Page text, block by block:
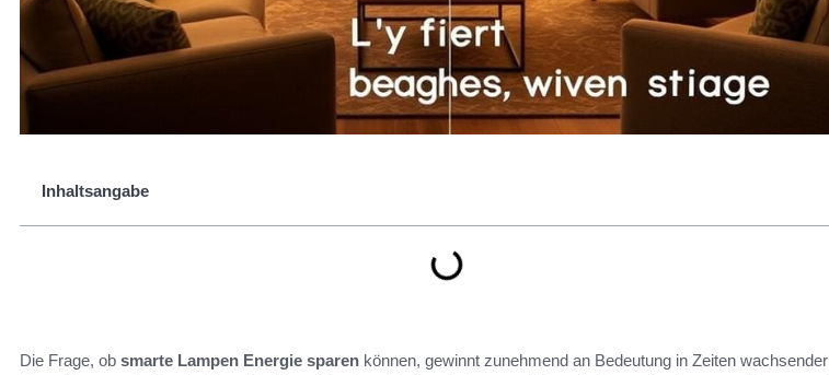
Inhaltsangabe
Die Frage, ob smarte Lampen Energie sparen können, gewinnt zunehmend an Bedeutung in Zeiten wachsender